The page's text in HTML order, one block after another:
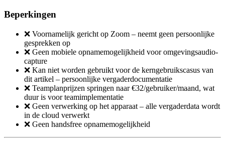
Beperkingen
❌ Voornamelijk gericht op Zoom – neemt geen persoonlijke
gesprekken op
❌ Geen mobiele opnamemogelijkheid voor omgevingsaudio-
capture
❌ Kan niet worden gebruikt voor de kerngebruikscasus van
dit artikel – persoonlijke vergaderdocumentatie
❌ Teamplanprijzen springen naar €32/gebruiker/maand, wat
duur is voor teamimplementatie
❌ Geen verwerking op het apparaat – alle vergaderdata wordt
in de cloud verwerkt
❌ Geen handsfree opnamemogelijkheid